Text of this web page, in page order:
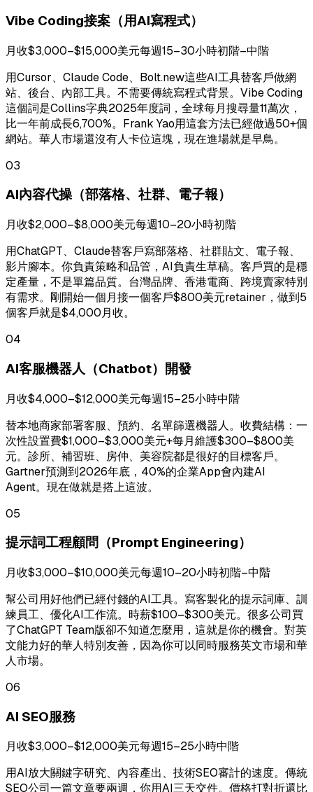
Vibe Coding接案（用AI寫程式）
月收$3,000–$15,000美元每週15–30小時初階–中階
用Cursor、Claude Code、Bolt.new這些AI工具替客戶做網
站、後台、內部工具。不需要傳統寫程式背景。Vibe Coding
這個詞是Collins字典2025年度詞，全球每月搜尋量11萬次，
比一年前成長6,700%。Frank Yao用這套方法已經做過50+個
網站。華人市場還沒有人卡位這塊，現在進場就是早鳥。
03
AI內容代操（部落格、社群、電子報）
月收$2,000–$8,000美元每週10–20小時初階
用ChatGPT、Claude替客戶寫部落格、社群貼文、電子報、
影片腳本。你負責策略和品管，AI負責生草稿。客戶買的是穩
定產量，不是單篇品質。台灣品牌、香港電商、跨境賣家特別
有需求。剛開始一個月接一個客戶$800美元retainer，做到5
個客戶就是$4,000月收。
04
AI客服機器人（Chatbot）開發
月收$4,000–$12,000美元每週15–25小時中階
替本地商家部署客服、預約、名單篩選機器人。收費結構：一
次性設置費$1,000–$3,000美元+每月維護$300–$800美
元。診所、補習班、房仲、美容院都是很好的目標客戶。
Gartner預測到2026年底，40%的企業App會內建AI
Agent。現在做就是搭上這波。
05
提示詞工程顧問（Prompt Engineering）
月收$3,000–$10,000美元每週10–20小時初階–中階
幫公司用好他們已經付錢的AI工具。寫客製化的提示詞庫、訓
練員工、優化AI工作流。時薪$100–$300美元。很多公司買
了ChatGPT Team版卻不知道怎麼用，這就是你的機會。對英
文能力好的華人特別友善，因為你可以同時服務英文市場和華
人市場。
06
AI SEO服務
月收$3,000–$12,000美元每週15–25小時中階
用AI放大關鍵字研究、內容產出、技術SEO審計的速度。傳統
SEO公司一篇文章要兩週，你用AI三天交件。價格打對折還比